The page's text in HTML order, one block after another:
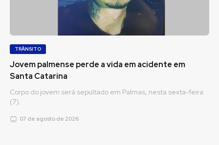
TRÂNSITO
Jovem palmense perde a vida em acidente em
Santa Catarina
Corpo do jovem será sepultado em Palmas, nesta sexta-feira
(7).
07 de agosto de 2026